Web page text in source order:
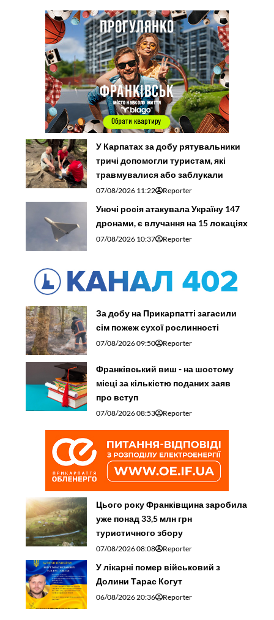
У Карпатах за добу рятувальники
тричі допомогли туристам, які
травмувалися або заблукали
07/08/2026 11:22 Reporter
Уночі росія атакувала Україну 147
дронами, є влучання на 15 локаціях
07/08/2026 10:37 Reporter
За добу на Прикарпатті загасили
сім пожеж сухої рослинності
07/08/2026 09:50 Reporter
Франківський виш - на шостому
місці за кількістю поданих заяв
про вступ
07/08/2026 08:53 Reporter
Цього року Франківщина заробила
уже понад 33,5 млн грн
туристичного збору
07/08/2026 08:08 Reporter
У лікарні помер військовий з
Долини Тарас Когут
06/08/2026 20:36 Reporter